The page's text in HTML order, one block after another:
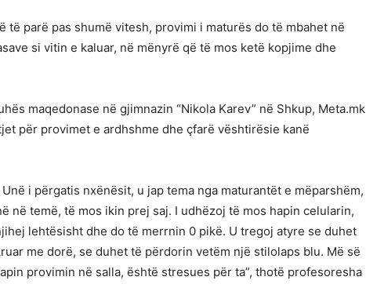
të parë pas shumë vitesh, provimi i maturës do të mbahet në
si vitin e kaluar, në mënyrë që të mos ketë kopjime dhe
maqedonase në gjimnazin “Nikola Karev” në Shkup, Meta.mk
për provimet e ardhshme dhe çfarë vështirësie kanë
i përgatis nxënësit, u jap tema nga maturantët e mëparshëm,
në temë, të mos ikin prej saj. I udhëzoj të mos hapin celularin,
lehtësisht dhe do të merrnin 0 pikë. U tregoj atyre se duhet
me dorë, se duhet të përdorin vetëm një stilolaps blu. Më së
provimin në salla, është stresues për ta”, thotë profesoresha